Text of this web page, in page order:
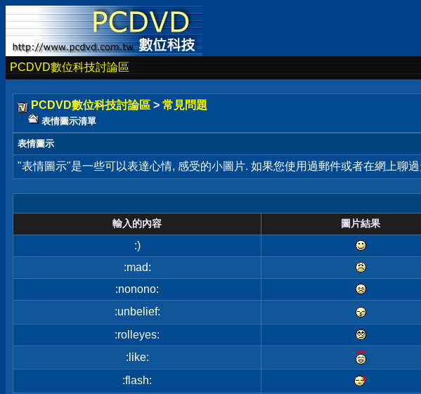
PCDVD數位科技討論區
PCDVD數位科技討論區 > 常見問題
表情圖示清單
表情圖示
"表情圖示"是一些可以表達心情, 感受的小圖片. 如果您使用過郵件或者在網上聊
輸入的內容 圖片結果
:)
:mad:
:nonono:
:unbelief:
:rolleyes:
:like:
:flash: